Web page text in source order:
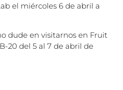
el miércoles 6 de abril a
dude en visitarnos en Fruit
20 del 5 al 7 de abril de